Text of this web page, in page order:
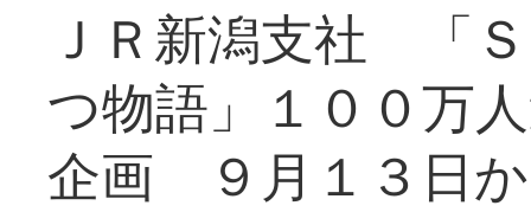
ＪＲ新潟支社 「
つ物語」１００万
企画 ９月１３日